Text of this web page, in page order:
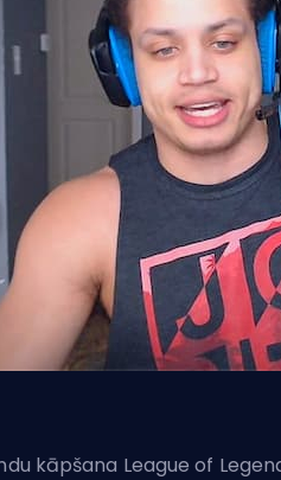
kāpšana League of